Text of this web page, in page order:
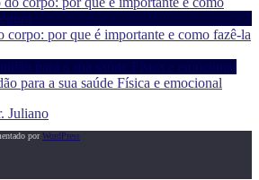
corpo: por que é importante e como fazê-la
para a sua saúde Física e emocional
porWordPress